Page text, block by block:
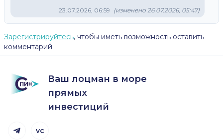
23.07.2026, 06:59 (изменено 26.07.2026, 05:47)
Зарегистрируйтесь, чтобы иметь возможность оставить
комментарий
Ваш лоцман в море
прямых
инвестиций
Telegram канал
vc